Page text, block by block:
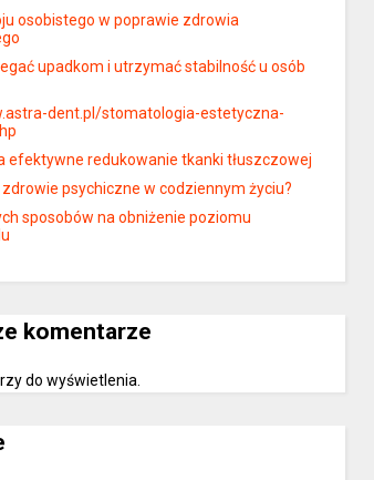
osobistego w poprawie zdrowia
upadkom i utrzymać stabilność u osób
dent.pl/stomatologia-estetyczna-
efektywne redukowanie tkanki tłuszczowej
psychiczne w codziennym życiu?
sposobów na obniżenie poziomu
komentarze
do wyświetlenia.